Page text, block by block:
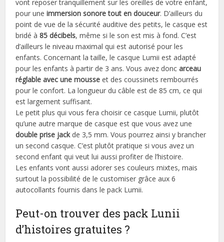
vont reposer tranquillement sur les oreilles de votre enfant,
pour uneimmersion sonore tout en douceur. D’ailleurs du
point de vue de la sécurité auditive des petits, le casque est
bridé à 85 décibels, même si le son est mis à fond. C’est
d’ailleurs le niveau maximal qui est autorisé pour les
enfants. Concernant la taille, le casque Lumii est adapté
pour les enfants à partir de 3 ans. Vous avez doncarceau
réglable avec une mousseet des coussinets rembourrés
pour le confort. La longueur du câble est de 85 cm, ce qui
est largement suffisant.
Le petit plus qui vous fera choisir ce casque Lumii, plutôt
qu’une autre marque de casque est que vous avez une
double prise jack de 3,5 mm. Vous pourrez ainsi y brancher
un second casque. C’est plutôt pratique si vous avez un
second enfant qui veut lui aussi profiter de l’histoire.
Les enfants vont aussi adorer ses couleurs mixtes, mais
surtout la possibilité de le customiser grâce aux 6
autocollants fournis dans le pack Lumii.
Peut-on trouver des pack Lunii
d’histoires gratuites ?